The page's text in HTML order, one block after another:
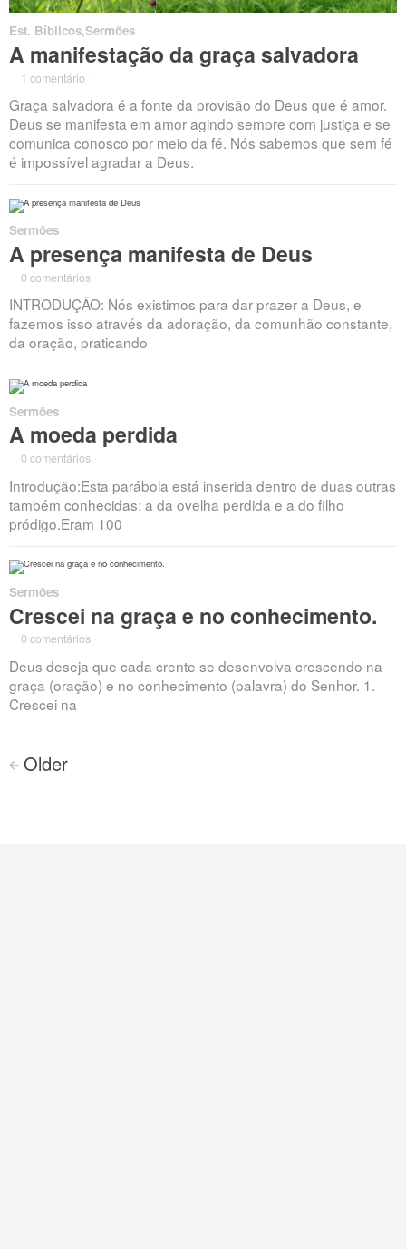
Est. Bíblicos,Sermões
A manifestação da graça salvadora
1 comentário
Graça salvadora é a fonte da provisão do Deus que é amor.
Deus se manifesta em amor agindo sempre com justiça e se
comunica conosco por meio da fé. Nós sabemos que sem fé
é impossível agradar a Deus.
Sermões
A presença manifesta de Deus
0 comentários
INTRODUÇÃO: Nós existimos para dar prazer a Deus, e
fazemos isso através da adoração, da comunhão constante,
da oração, praticando
Sermões
A moeda perdida
0 comentários
Introdução:Esta parábola está inserida dentro de duas outras
também conhecidas: a da ovelha perdida e a do filho
pródigo.Eram 100
Sermões
Crescei na graça e no conhecimento.
0 comentários
Deus deseja que cada crente se desenvolva crescendo na
graça (oração) e no conhecimento (palavra) do Senhor. 1.
Crescei na
Navegação
dos
< Older